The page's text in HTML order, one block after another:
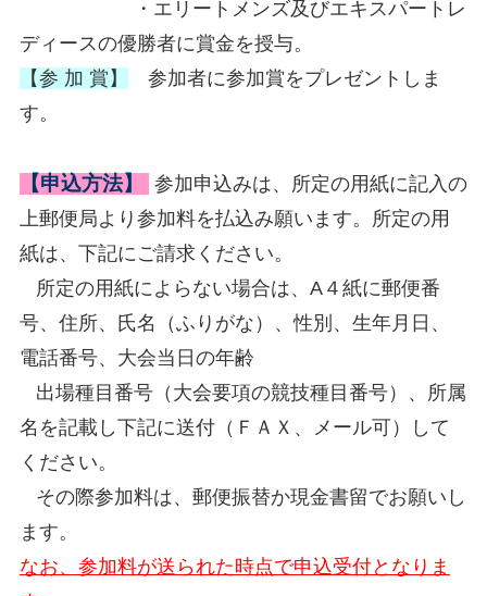
・エリートメンズ及びエキスパートレ
ディースの優勝者に賞金を授与。
【参 加 賞】
参加者に参加賞をプレゼントしま
す。
【申込方法】
参加申込みは、所定の用紙に記入の
上郵便局より参加料を払込み願います。所定の用
紙は、下記にご請求ください。
所定の用紙によらない場合は、A４紙に郵便番
号、住所、氏名（ふりがな）、性別、生年月日、
電話番号、大会当日の年齢
出場種目番号（大会要項の競技種目番号）、所属
名を記載し下記に送付（ＦＡＸ、メール可）して
ください。
その際参加料は、郵便振替か現金書留でお願いし
ます。
なお、参加料が送られた時点で申込受付となりま